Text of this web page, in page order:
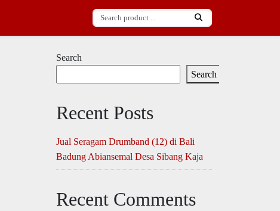
Search
Search
Recent Posts
Jual Seragam Drumband (12) di Bali
Badung Abiansemal Desa Sibang Kaja
Recent Comments